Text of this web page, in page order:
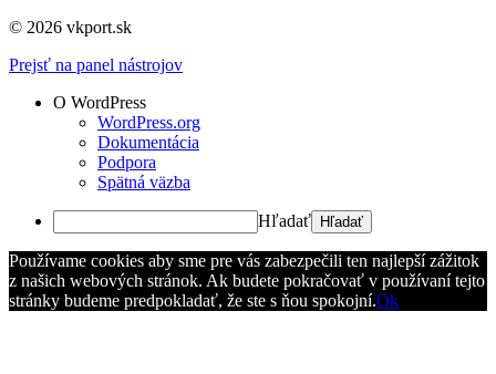
© 2026 vkport.sk
Prejsť na panel nástrojov
O WordPress
WordPress.org
Dokumentácia
Podpora
Spätná väzba
Hľadať
Používame cookies aby sme pre vás zabezpečili ten najlepší zážitok
z našich webových stránok. Ak budete pokračovať v používaní tejto
stránky budeme predpokladať, že ste s ňou spokojní.Ok